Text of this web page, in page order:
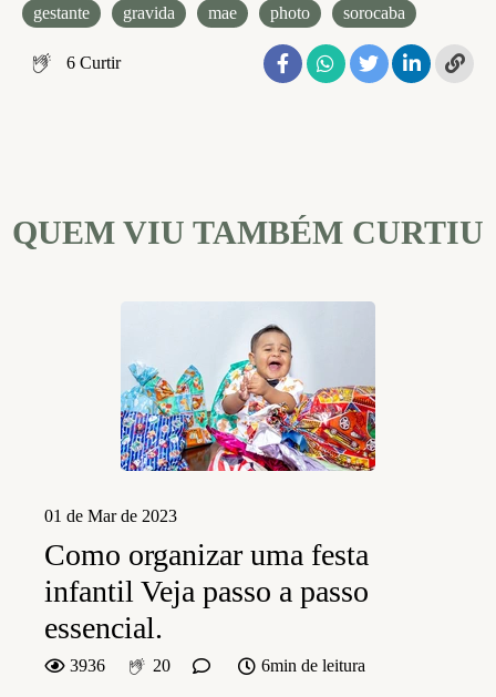
gestante gravida mae photo sorocaba
6 Curtir
QUEM VIU TAMBÉM CURTIU
01 de Mar de 2023
Como organizar uma festa
infantil Veja passo a passo
essencial.
3936 20 6min de leitura